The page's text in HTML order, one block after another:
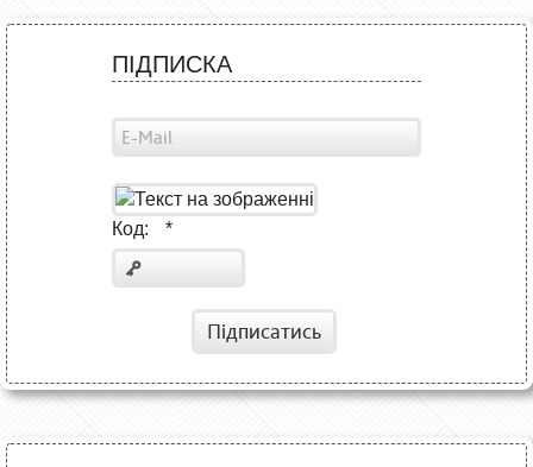
ПІДПИСКА
Код: *
Підписатись